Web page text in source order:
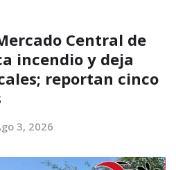
Central de
incendio y deja
reportan cinco
3, 2026